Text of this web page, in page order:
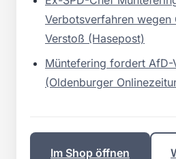
Verbotsverfahren wegen
Verstoß (Hasepost)
Müntefering fordert AfD-
(Oldenburger
Im Shop öffnen